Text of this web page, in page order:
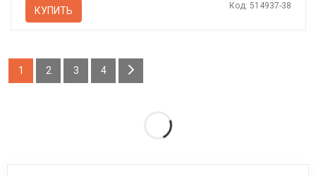
КУПИТЬ Код: 514937-38
1 2 3 4